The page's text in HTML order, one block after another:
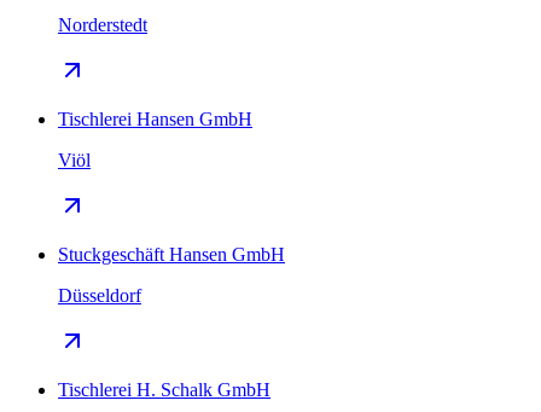
Norderstedt
Tischlerei Hansen GmbH
Viöl
Stuckgeschäft Hansen GmbH
Düsseldorf
Tischlerei H. Schalk GmbH